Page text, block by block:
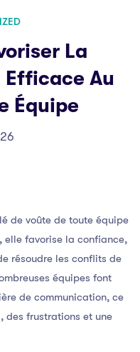
La
Au
Équipe
de voûte de toute équipe
elle favorise la confiance,
résoudre les conflits de
équipes font
de communication, ce
des frustrations et une